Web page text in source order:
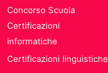
Concorso Scuola
Certificazioni
informatiche
Certificazioni linguistiche